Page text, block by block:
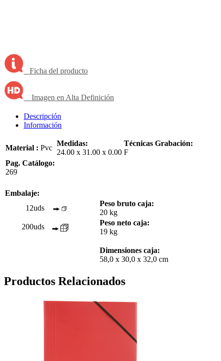
Ficha del producto
Imagen en Alta Definición
Descripción
Información
Material : Pvc
Medidas:
24.00 x 31.00 x 0.00
Técnicas Grabación:
F
Pag. Catálogo:
269
Embalaje:
12uds
Peso bruto caja:
20 kg
200uds
Peso neto caja:
19 kg
Dimensiones caja:
58,0 x 30,0 x 32,0 cm
Productos Relacionados